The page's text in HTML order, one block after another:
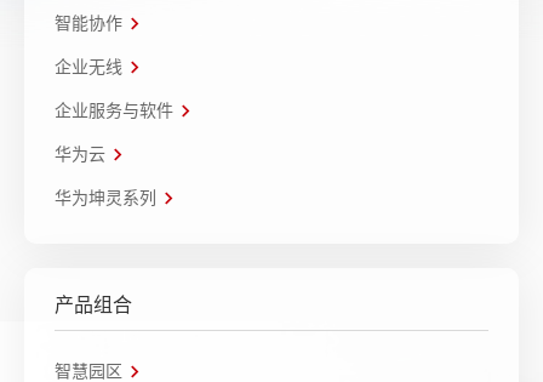
智能协作
企业无线
企业服务与软件
华为云
华为坤灵系列
产品组合
智慧园区